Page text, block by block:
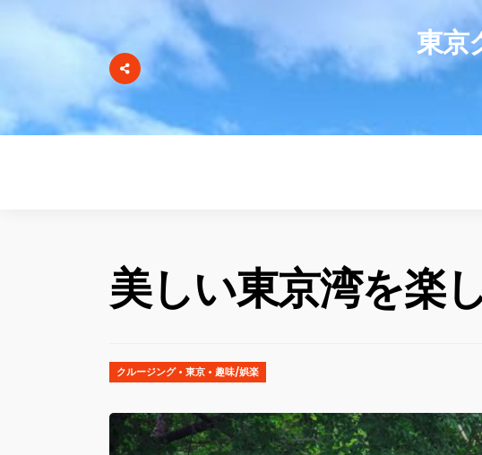
東京
美しい東京湾を楽
クルージング• 東京 • 趣味/娯楽